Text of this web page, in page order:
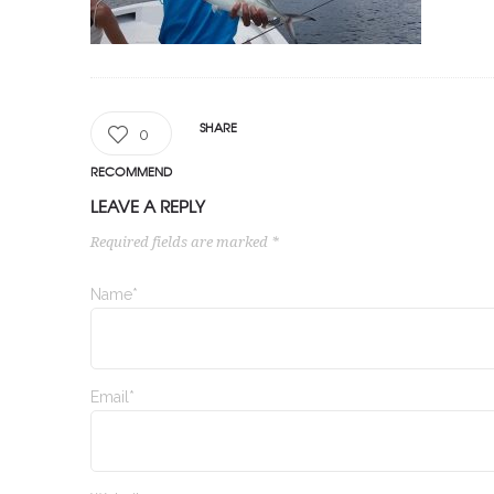
0
RECOMMEND
SHARE
LEAVE A REPLY
Required fields are marked *
Name*
Email*